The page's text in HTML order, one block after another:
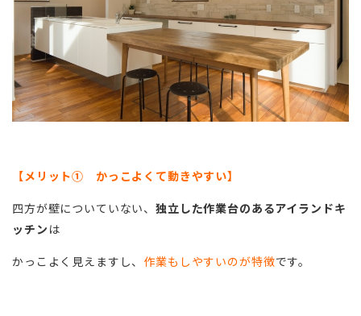
【メリット① かっこよくて動きやすい】
四方が壁についていない、独立した作業台のあるアイランドキ
ッチン は
かっこよく見えますし、 作業もしやすいのが特徴です。